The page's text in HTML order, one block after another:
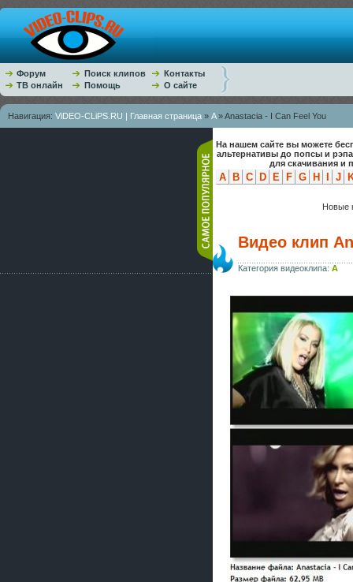
Форум Поиск клипов
Контакты
ТВ онлайн
Помощь О сайте
Навигация: ViDEO-CLiPS.RU | Главная страница » A» Anastacia - I Can Feel You
На нашем сайте вы можете
альтернативы до попсы и
для скачивания и
A B C D E F G H J
Новые
Видео клип
Категория видеоклипа: A